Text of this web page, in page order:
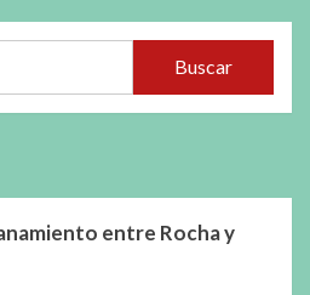
Buscar
entre Rocha y